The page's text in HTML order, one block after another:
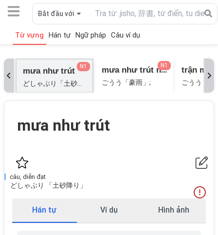
Bắt đầu với
Từ vựng Hán tự Ngữ pháp Câu ví dụ
mưa như trút
どしゃぶり「土砂降り」;
N1 mưa như trút nước
ごうう「豪雨」;
N1
ごうう「豪
mưa như trút
câu, diễn đạt
どしゃぶり 「土砂降り」
Hán tự Ví dụ Hình ảnh